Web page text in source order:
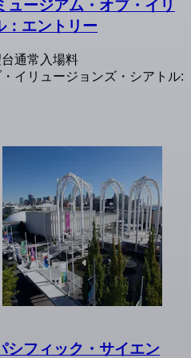
ュージアム・オブ・イリ
：エントリー
通常入場料
イリュージョンズ・シアトル:
シフィック・サイエン